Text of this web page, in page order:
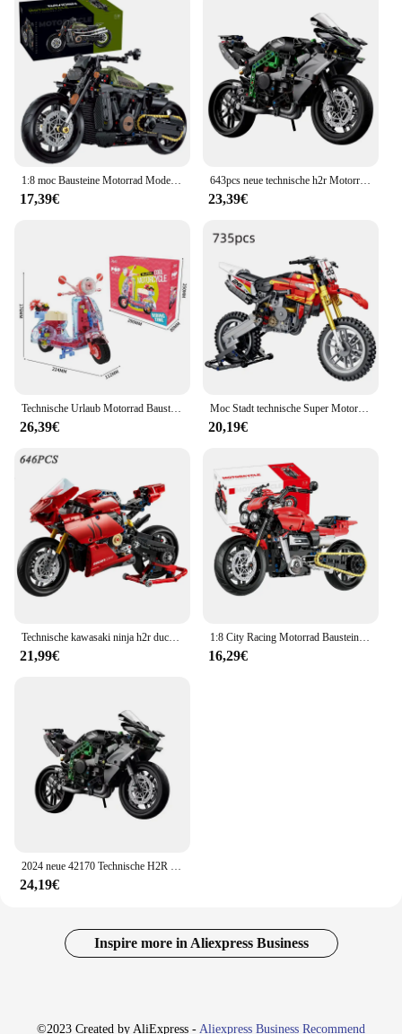
17,39€
643pcs neue technische h2r Motorrad Bausteine Geschwindigkeit Motorrad Rennwagen Modell Fahrzeug Spielzeug Ziegel für Kinder Junge Geschenk
23,39€
Technische Urlaub Motorrad Bausteine berühmte Stadt Moto Motorrad montiert Ziegel mit Licht Modell Spielzeug Kind Erwachsenen als Geschenk
26,39€
Moc Stadt technische Super Motorrad Rennen Motorrad Modell Baustein DIY Lokomotive Ziegel Spielzeug für Kinder Jungen Geschenke
20,19€
Technische kawasaki ninja h2r ducati 1299 motorrad bausteine 42170 42107 moc bausteine spielzeug geschenk für kinder
21,99€
1:8 City Racing Motorrad Bausteine setzt Moc Motorrad Rennfahrer technische Weihnachts geschenke für Kinder Jungen Kinder blockiert Spielzeug
16,29€
2024 neue 42170 Technische H2R Motorrad Bausteine Geschwindigkeit Motorrad Racing Auto Modell Fahrzeug Spielzeug Ziegel für Kinder Jungen Geschenke
24,19€
Inspire more in Aliexpress Business
©2023 Created by AliExpress - Aliexpress Business Recommend